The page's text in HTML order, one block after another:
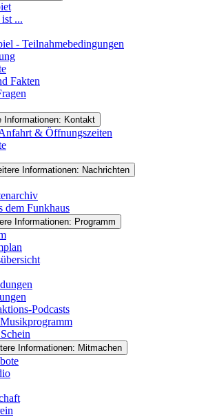
...
- Teilnahmebedingungen
Fakten
Informationen: Kontakt
& Öffnungszeiten
Informationen: Nachrichten
dem Funkhaus
Informationen: Programm
Podcasts
Informationen: Mitmachen